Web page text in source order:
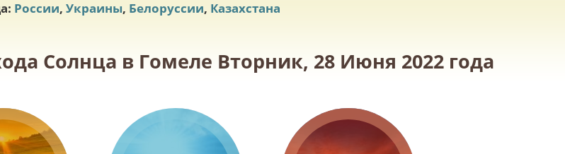
России, Украины, Белоруссии, Казахстана
Солнца в Гомеле Вторник, 28 Июня 2022 года